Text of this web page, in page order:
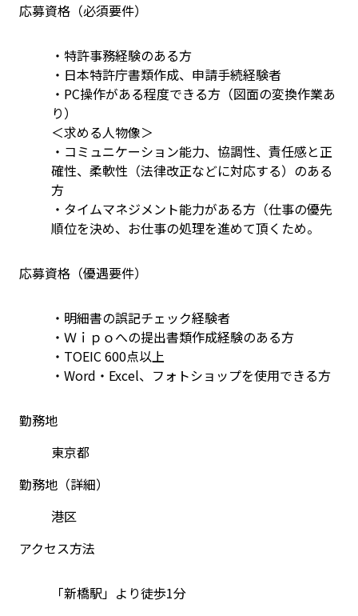
応募資格（必須要件）
・特許事務経験のある方
・日本特許庁書類作成、申請手続経験者
・PC操作がある程度できる方（図面の変換作業あ
り）
＜求める人物像＞
・コミュニケーション能力、協調性、責任感と正
確性、柔軟性（法律改正などに対応する）のある
方
・タイムマネジメント能力がある方（仕事の優先
順位を決め、お仕事の処理を進めて頂くため。
応募資格（優遇要件）
・明細書の誤記チェック経験者
・Ｗｉｐｏへの提出書類作成経験のある方
・TOEIC 600点以上
・Word・Excel、フォトショップを使用できる方
勤務地
東京都
勤務地（詳細）
港区
アクセス方法
「新橋駅」より徒歩1分